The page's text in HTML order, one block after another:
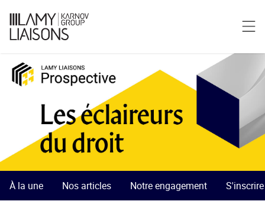
À la une Nos articles Notre engagement